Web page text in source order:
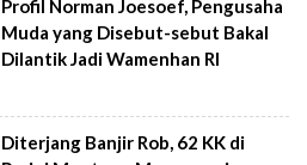
Profil Norman Joesoef, Pengusaha
Muda yang Disebut-sebut Bakal
Dilantik Jadi Wamenhan RI
Diterjang Banjir Rob, 62 KK di